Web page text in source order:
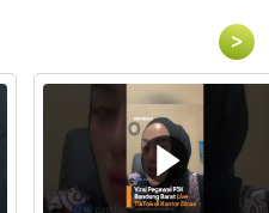
>